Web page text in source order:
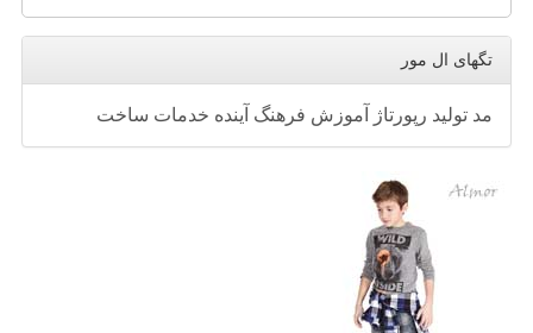
تگهای ال مور
مد تولید رپورتاژ آموزش فرهنگ آینده خدمات ساخت